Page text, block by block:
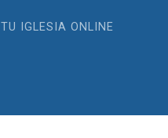
TU IGLESIA ONLINE